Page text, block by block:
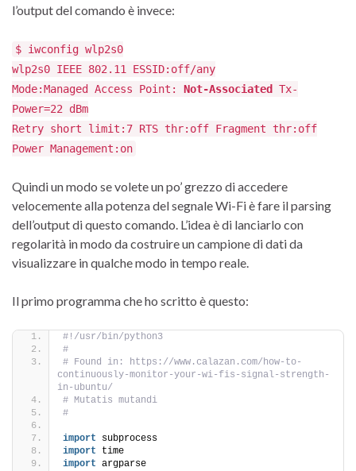
l’output del comando è invece:
$ iwconfig wlp2s0
wlp2s0 IEEE 802.11 ESSID:off/any
Mode:Managed Access Point: Not-Associated
Tx-
Power=22 dBm
Retry short limit:7 RTS thr:off Fragment thr:off
Power Management:on
Quindi un modo se volete un po’ grezzo di accedere
velocemente alla potenza del segnale Wi-Fi è fare il parsing
dell’output di questo comando. L’idea è di lanciarlo con
regolarità in modo da costruire un campione di dati da
visualizzare in qualche modo in tempo reale.
Il primo programma che ho scritto è questo:
#!/usr/bin/python3
#
# Found in: https://www.calazan.com/how-to-
continuously-monitor-your-wi-fis-signal-strength-
in-ubuntu/
# Mutatis mutandi
#
import subprocess
import time
import argparse